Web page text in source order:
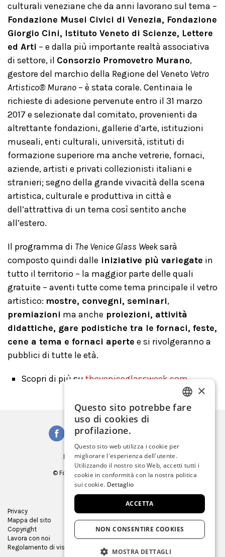
culturali veneziane che da anni lavorano sul tema –
Fondazione Musei Civici di Venezia, Fondazione
Giorgio Cini, Istituto Veneto di Scienze, Lettere
ed Arti – e dalla più importante realtà associativa
di settore, il Consorzio Promovetro Murano,
gestore del marchio della Regione del Veneto Vetro
Artistico®Murano – è stata corale. Centinaia le
richieste di adesione pervenute entro il 31 marzo
2017 e selezionate dal comitato, provenienti da
altrettante fondazioni, gallerie d’arte, istituzioni
museali, enti culturali, università, istituti di
formazione superiore ma anche vetrerie, fornaci,
aziende, artisti e privati collezionisti italiani e
stranieri; segno della grande vivacità della scena
artistica, culturale e produttiva in città e
dell’attrattiva di un tema così sentito anche
all’estero.
Il programma di The Venice Glass Weeksarà
composto quindi dalle iniziative più variegate in
tutto il territorio – la maggior parte delle quali
gratuite – aventi tutte come tema principale il vetro
artistico: mostre, convegni, seminari,
premiazioni ma anche proiezioni, attività
didattiche, gare podistiche tra le fornaci, feste,
cene a tema e fornaci aperte e si rivolgeranno a
pubblici di tutte le età.
Scopri di più sutheveniceglassweek.com
Iscriviti alla Newsletter
© Fondazione Musei Civici di Venezia
C.F. e P.IVA 03842230272
Privacy
Mappa del sito
Copyright
Lavora con noi
Regolamento di visita
Virtual tour
Gare e appalti
Museum Store
ITALIAN
GERMAN
FRENCH
×
Questo sito potrebbe fare
uso di cookies di
profilazione.
Questo sito web utilizza i cookie per
migliorare l'esperienza dell'utente.
Utilizzando il nostro sito Web, accetti tutti i
cookie in conformità con la nostra politica
sui cookie. Dettaglio
ACCETTA
NON CONSENTIRE COOKIES
MOSTRA DETTAGLI